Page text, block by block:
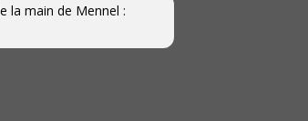
la main de Mennel :